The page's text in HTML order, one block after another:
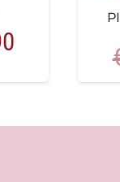
Huidige
is: